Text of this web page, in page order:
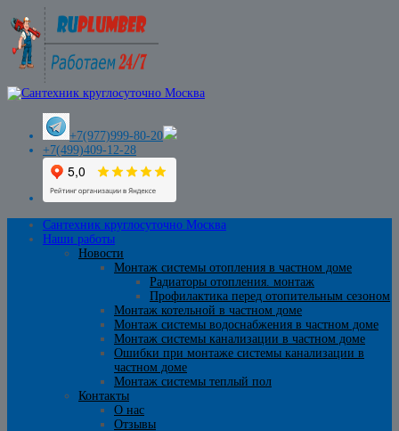
+7(977)999-80-20
+7(499)409-12-28
Сантехник круглосуточно Москва
Наши работы
Новости
Монтаж системы отопления в частном доме
Радиаторы отопления. монтаж
Профилактика перед отопительным сезоном
Монтаж котельной в частном доме
Монтаж системы водоснабжения в частном доме
Монтаж системы канализации в частном доме
Ошибки при монтаже системы канализации в
частном доме
Монтаж системы теплый пол
Контакты
О нас
Отзывы